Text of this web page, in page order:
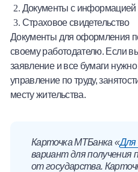
Документы с информацией
Страховое свидетельство
Документы для оформления
своему работодателю. Если
заявление и все бумаги
управление по труду,
месту жительства.
Карточка МТБанка «Для
вариант для получения
от государства.